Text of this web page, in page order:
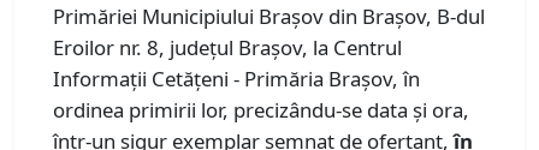
Primăriei Municipiului Brașov din Brașov, B-dul
Eroilor nr. 8, județul Brașov, la Centrul
Informații Cetățeni - Primăria Brașov, în
ordinea primirii lor, precizându-se data şi ora,
într-un sigur exemplar semnat de ofertant,în